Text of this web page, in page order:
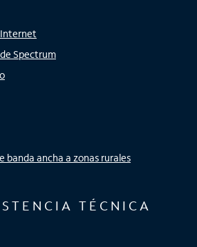
Spectrum
banda ancha a zonas rurales
TÉCNICA